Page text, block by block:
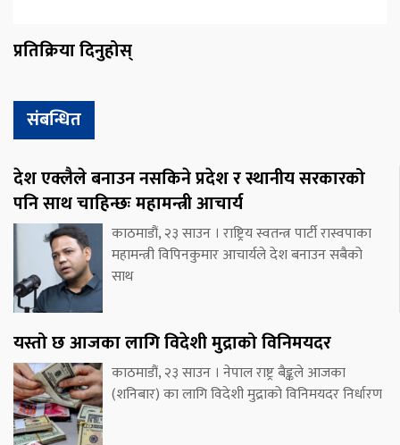
प्रतिक्रिया दिनुहोस्
संबन्धित
देश एक्लैले बनाउन नसकिने प्रदेश र स्थानीय सरकारको
पनि साथ चाहिन्छः महामन्त्री आचार्य
काठमाडौं, २३ साउन । राष्ट्रिय स्वतन्त्र पार्टी रास्वपाका
महामन्त्री विपिनकुमार आचार्यले देश बनाउन सबैको
साथ
यस्तो छ आजका लागि विदेशी मुद्राको विनिमयदर
काठमाडौं, २३ साउन । नेपाल राष्ट्र बैङ्कले आजका
(शनिबार) का लागि विदेशी मुद्राको विनिमयदर निर्धारण